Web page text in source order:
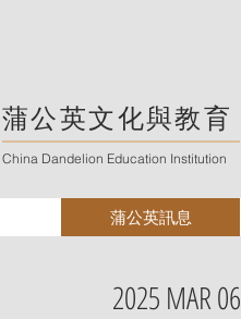
蒲公英文化與教育
China Dandelion Education Institution
蒲公英訊息
2025 MAR 06